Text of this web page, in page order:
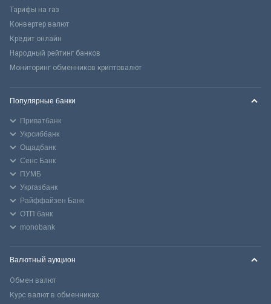
Тарифы на газ
Конвертер валют
Кредит онлайн
Народный рейтинг банков
Мониторинг обменников криптовалют
Популярные банки
Приватбанк
Укрсиббанк
Ощадбанк
Сенс Банк
ПУМБ
Укргазбанк
Райффайзен Банк
ОТП банк
monobank
Валютный аукцион
Обмен валют
Курс валют в обменниках